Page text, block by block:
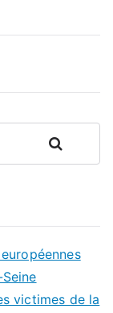
Rechercher
victimes de la